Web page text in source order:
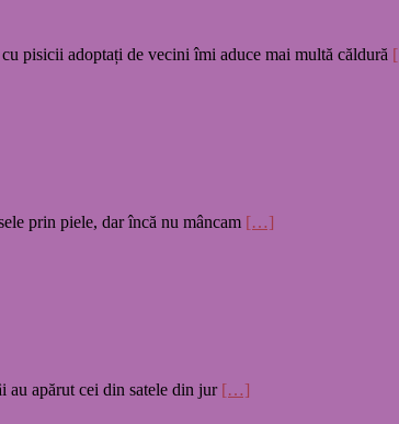
pisicii adoptați de vecini îmi aduce mai multă căldură
prin piele, dar încă nu mâncam […]
au apărut cei din satele din jur […]